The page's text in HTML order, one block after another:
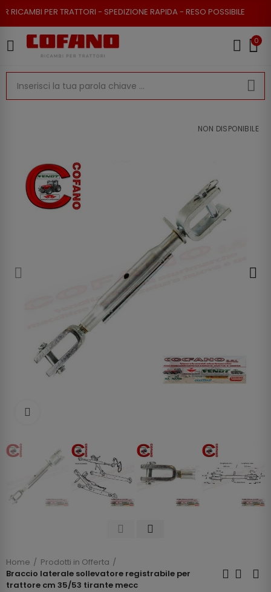
PER TRATTORI - SPEDIZIONE RAPIDA - RESO POSSIBILE
0
NON DISPONIBILE
Home
Prodotti in Offerta
Braccio laterale sollevatore registrabile per
trattore cm 35/53 tirante mecc